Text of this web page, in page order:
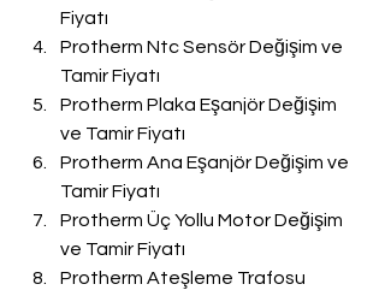
Fiyatı
Protherm Ntc Sensör Değişim ve
Tamir Fiyatı
Protherm Plaka Eşanjör Değişim
ve Tamir Fiyatı
Protherm Ana Eşanjör Değişim ve
Tamir Fiyatı
Protherm Üç Yollu Motor Değişim
ve Tamir Fiyatı
Protherm Ateşleme Trafosu